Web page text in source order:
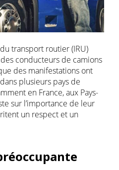
transport routier (IRU)
conducteurs de camions
des manifestations ont
plusieurs pays de
en France, aux Pays-
sur l’importance de leur
un respect et un